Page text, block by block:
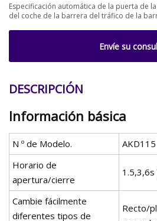
Especificación automática de la puerta de
del coche de la barrera del tráfico de la
Envíe su
DESCRIPCIÓN
Información básica
N º de Modelo.
AKD115
Horario de
apertura/cierre
1.5,3,6s
Cambie fácilmente
diferentes tipos de
Recto/